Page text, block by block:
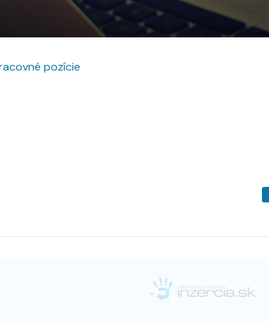
pozície